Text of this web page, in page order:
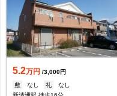
5.2万円 /3,000円
敷
なし 礼
なし